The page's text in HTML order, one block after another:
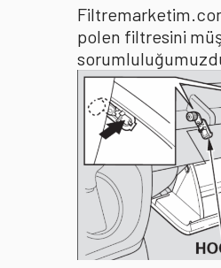
polen filtresini